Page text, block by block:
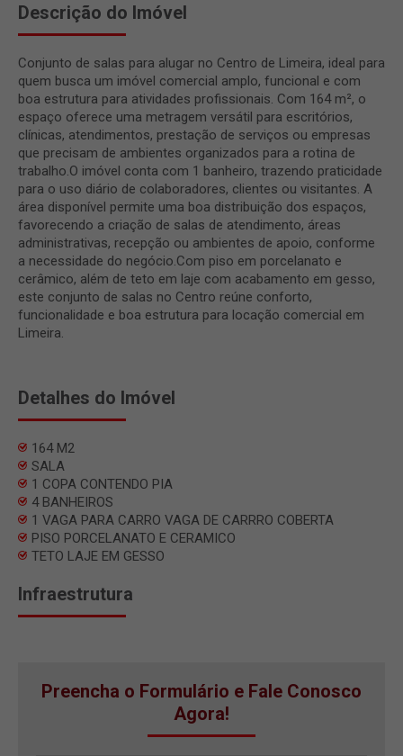
Descrição do Imóvel
Conjunto de salas para alugar no Centro de Limeira, ideal para
quem busca um imóvel comercial amplo, funcional e com
boa estrutura para atividades profissionais. Com 164 m², o
espaço oferece uma metragem versátil para escritórios,
clínicas, atendimentos, prestação de serviços ou empresas
que precisam de ambientes organizados para a rotina de
trabalho.O imóvel conta com 1 banheiro, trazendo praticidade
para o uso diário de colaboradores, clientes ou visitantes. A
área disponível permite uma boa distribuição dos espaços,
favorecendo a criação de salas de atendimento, áreas
administrativas, recepção ou ambientes de apoio, conforme
a necessidade do negócio.Com piso em porcelanato e
cerâmico, além de teto em laje com acabamento em gesso,
este conjunto de salas no Centro reúne conforto,
funcionalidade e boa estrutura para locação comercial em
Limeira.
Detalhes do Imóvel
164 M2
SALA
1 COPA CONTENDO PIA
4 BANHEIROS
1 VAGA PARA CARRO VAGA DE CARRRO COBERTA
PISO PORCELANATO E CERAMICO
TETO LAJE EM GESSO
Infraestrutura
Preencha o Formulário e Fale Conosco
Agora!